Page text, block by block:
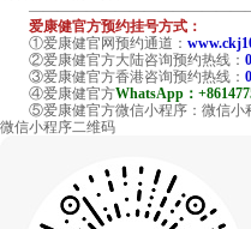
爱康健官方预约挂号方式：
①爱康健官网预约通道：
②爱康健官方大陆咨询预约热线：
③爱康健官方香港咨询预约热线：
④爱康健官方WhatsApp：
⑤爱康健官方微信小程序：微信小程
微信小程序二维码